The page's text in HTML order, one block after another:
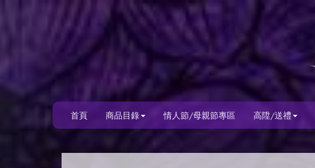
首頁 商品目錄 情人節/母親節專區 高陞/送禮